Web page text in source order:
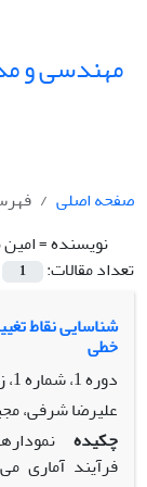
مهندسی و
صفحه اصلی
نویسنده =
تعداد مقالات:
1
شناسایی نقاط
خطی
دوره 1، شماره 1، زمستان 1390، صفحه
علیرضا شرفی،
چکیده
فرآیند آماری